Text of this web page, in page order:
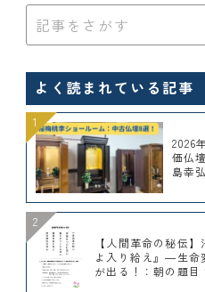
よく読まれている記事
2026
価仏
島幸
【人間革命の秘伝
よ入り給え』―生命
が出る！：朝の題目